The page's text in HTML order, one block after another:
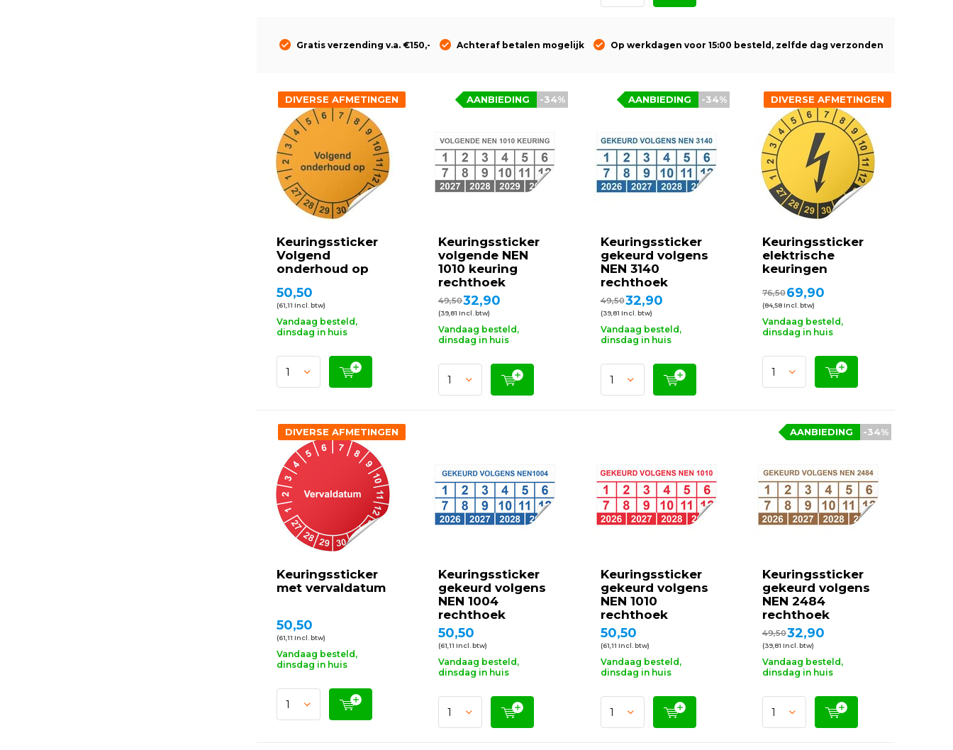
Gratis verzending v.a. €150,- Achteraf betalen mogelijk Op werkdagen voor 15:00 besteld, zelfde dag verzonden
Keuringssticker
Volgend
onderhoud op
DIVERSE AFMETINGEN
50,50
(61,11 Incl. btw)
Vandaag besteld,
dinsdag in huis
Keuringssticker
volgende NEN
1010 keuring
rechthoek
-34%
AANBIEDING
49,5032,90
(39,81 Incl. btw)
Vandaag besteld,
dinsdag in huis
Keuringssticker
gekeurd volgens
NEN 3140
rechthoek
-34%
AANBIEDING
49,5032,90
(39,81 Incl. btw)
Vandaag besteld,
dinsdag in huis
Keuringssticker
elektrische
keuringen
DIVERSE AFMETINGEN
76,5069,90
(84,58 Incl. btw)
Vandaag besteld,
dinsdag in huis
Keuringssticker
met vervaldatum
DIVERSE AFMETINGEN
50,50
(61,11 Incl. btw)
Vandaag besteld,
dinsdag in huis
Keuringssticker
gekeurd volgens
NEN 1004
rechthoek
50,50
(61,11 Incl. btw)
Vandaag besteld,
dinsdag in huis
Keuringssticker
gekeurd volgens
NEN 1010
rechthoek
50,50
(61,11 Incl. btw)
Vandaag besteld,
dinsdag in huis
Keuringssticker
gekeurd volgens
NEN 2484
rechthoek
-34%
AANBIEDING
49,5032,90
(39,81 Incl. btw)
Vandaag besteld,
dinsdag in huis